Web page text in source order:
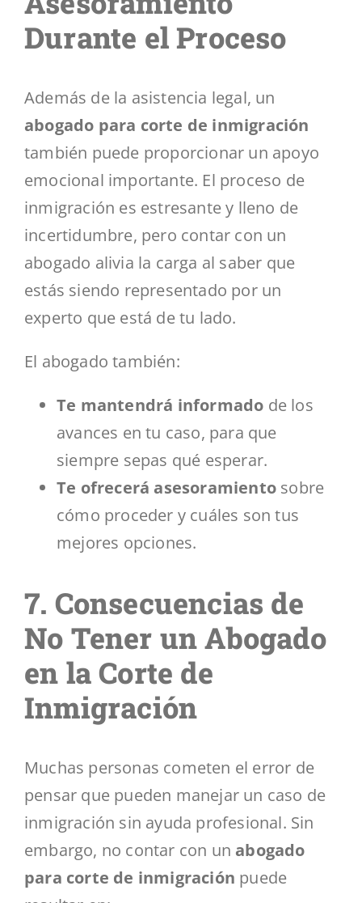
Durante el Proceso
Además de la asistencia legal, un
abogado para corte de inmigración
también puede proporcionar un apoyo
emocional importante. El proceso de
inmigración es estresante y lleno de
incertidumbre, pero contar con un
abogado alivia la carga al saber que
estás siendo representado por un
experto que está de tu lado.
El abogado también:
Te mantendrá informado de los
avances en tu caso, para que
siempre sepas qué esperar.
Te ofrecerá asesoramiento sobre
cómo proceder y cuáles son tus
mejores opciones.
7. Consecuencias de
No Tener un Abogado
en la Corte de
Inmigración
Muchas personas cometen el error de
pensar que pueden manejar un caso de
inmigración sin ayuda profesional. Sin
embargo, no contar con un abogado
para corte de inmigración puede